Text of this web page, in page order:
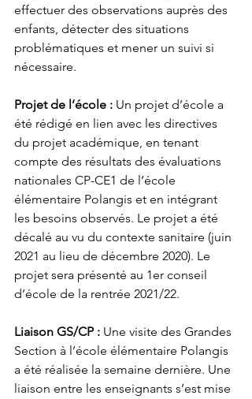
effectuer des observations auprès des
enfants, détecter des situations
problématiques et mener un suivi si
nécessaire.
Projet de l’école : Un projet d’école a
été rédigé en lien avec les directives
du projet académique, en tenant
compte des résultats des évaluations
nationales CP-CE1 de l’école
élémentaire Polangis et en intégrant
les besoins observés. Le projet a été
décalé au vu du contexte sanitaire (juin
2021 au lieu de décembre 2020). Le
projet sera présenté au 1er conseil
d’école de la rentrée 2021/22.
Liaison GS/CP : Une visite des Grandes
Section à l’école élémentaire Polangis
a été réalisée la semaine dernière. Une
liaison entre les enseignants s’est mise